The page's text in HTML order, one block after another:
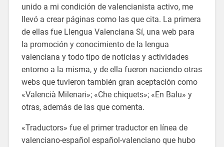
unido a mi condición de valencianista activo, me
llevó a crear páginas como las que cita. La primera
de ellas fue Llengua Valenciana Sí, una web para
la promoción y conocimiento de la lengua
valenciana y todo tipo de noticias y actividades
entorno a la misma, y de ella fueron naciendo otras
webs que tuvieron también gran aceptación como
«Valencià Milenari»; «Che chiquets»; «En Balu» y
otras, además de las que comenta.
«Traductors» fue el primer traductor en línea de
valenciano-español español-valenciano que hubo